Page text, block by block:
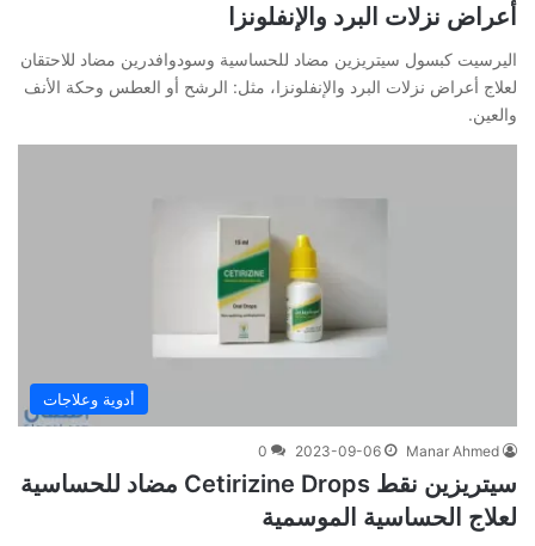
أعراض نزلات البرد والإنفلونزا
اليرسيت كبسول سيتريزين مضاد للحساسية وسودوافدرين مضاد للاحتقان
لعلاج أعراض نزلات البرد والإنفلونزا، مثل: الرشح أو العطس وحكة الأنف
والعين.
أدوية وعلاجات
Manar Ahmed
2023-09-06
0
سيتريزين نقط Cetirizine Drops مضاد للحساسية
لعلاج الحساسية الموسمية